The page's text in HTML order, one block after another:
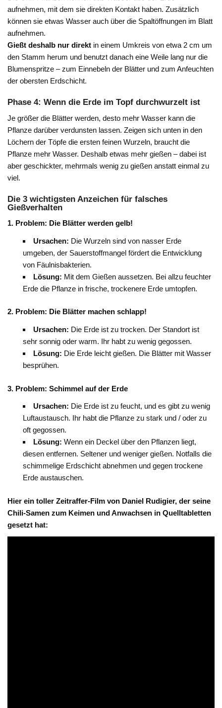
aufnehmen, mit dem sie direkten Kontakt haben. Zusätzlich
können sie etwas Wasser auch über die Spaltöffnungen im Blatt
aufnehmen.
Gießt deshalb nur direkt in einem Umkreis von etwa 2 cm um
den Stamm herum und benutzt danach eine Weile lang nur die
Blumenspritze – zum Einnebeln der Blätter und zum Anfeuchten
der obersten Erdschicht.
Phase 4: Wenn die Erde im Topf durchwurzelt ist
Je größer die Blätter werden, desto mehr Wasser kann die
Pflanze darüber verdunsten lassen. Zeigen sich unten in den
Löchern der Töpfe die ersten feinen Wurzeln, braucht die
Pflanze mehr Wasser. Deshalb etwas mehr gießen – dabei ist
aber geschickter, mehrmals wenig zu gießen anstatt einmal zu
viel.
Die 3 wichtigsten Anzeichen für falsches
Gießverhalten
1. Problem: Die Blätter werden gelb!
Ursachen: Die Wurzeln sind von nasser Erde
umgeben, der Sauerstoffmangel fördert die Entwicklung
von Fäulnisbakterien.
Lösung: Mit dem Gießen aussetzen. Bei allzu feuchter
Erde die Pflanze in frische, trockenere Erde umtopfen.
2. Problem: Die Blätter machen schlapp!
Ursachen: Die Erde ist zu trocken. Der Standort ist
sehr sonnig oder warm. Ihr habt zu wenig gegossen.
Lösung: Die Erde leicht gießen. Die Blätter mit Wasser
besprühen.
3. Problem: Schimmel auf der Erde
Ursachen: Die Erde ist zu feucht, und es gibt zu wenig
Luftaustausch. Ihr habt die Pflanze zu stark und / oder zu
oft gegossen.
Lösung: Wenn ein Deckel über den Pflanzen liegt,
diesen entfernen. Seltener und weniger gießen. Notfalls die
schimmelige Erdschicht abnehmen und gegen trockene
Erde austauschen.
Hier ein toller Zeitraffer-Film von Daniel Rudigier, der seine
Chili-Samen zum Keimen und Anwachsen in Quelltabletten
gesetzt hat: